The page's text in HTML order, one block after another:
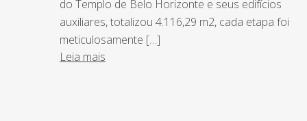
do Templo de Belo Horizonte e seus edifícios
auxiliares, totalizou 4.116,29 m2, cada etapa foi
meticulosamente […]
Leia mais